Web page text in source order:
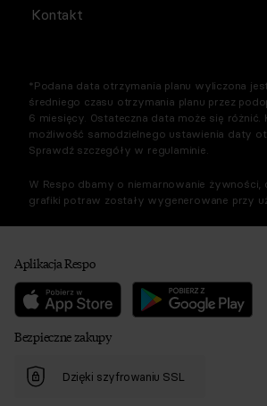
Kontakt
*Podana data otrzymania planu wyliczona
średniego czasu otrzymania planu przez
6 miesięcy. Ostateczna data może się różnić.
możliwość samodzielnego ustawienia daty
Sprawdź szczegóły w regulaminie.
W Respo dbamy o niemarnowanie żywności,
grafiki potraw zostały wygenerowane przy
Aplikacja Respo
Bezpieczne zakupy
Dzięki szyfrowaniu SSL